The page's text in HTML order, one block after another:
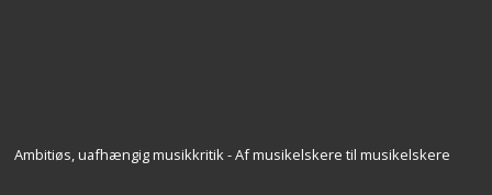
Ambitiøs, uafhængig musikkritik - Af musikelskere til musikelskere